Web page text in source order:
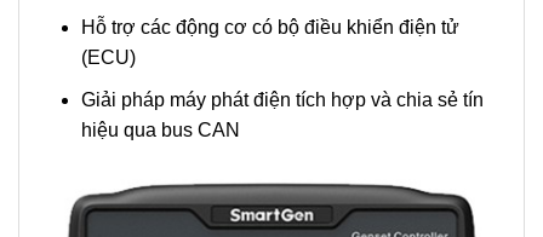
Hỗ trợ các động cơ có bộ điều khiển điện tử
(ECU)
Giải pháp máy phát điện tích hợp và chia sẻ tín
hiệu qua bus CAN